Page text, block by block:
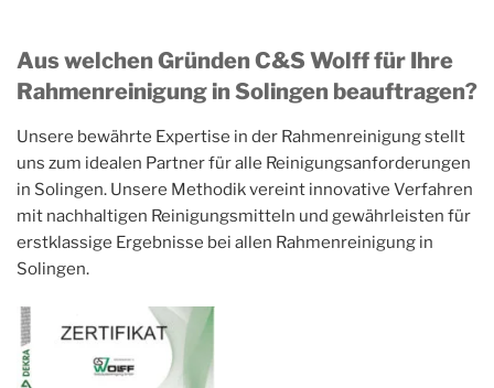
Aus welchen Gründen C&S Wolff für Ihre
Rahmenreinigung in Solingen beauftragen?
Unsere bewährte Expertise in der Rahmenreinigung stellt
uns zum idealen Partner für alle Reinigungsanforderungen
in Solingen. Unsere Methodik vereint innovative Verfahren
mit nachhaltigen Reinigungsmitteln und gewährleisten für
erstklassige Ergebnisse bei allen Rahmenreinigung in
Solingen.